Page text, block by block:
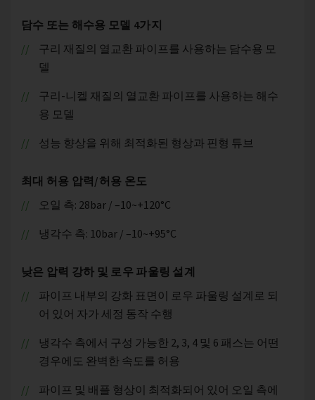
담수 또는 해수용 모델 4가지
구리 재질의 열교환 파이프를 사용하는 담수용 모
델
구리-니켈 재질의 열교환 파이프를 사용하는 해수
용 모델
성능 향상을 위해 최적화된 형상과 핀형 튜브
최대 허용 압력/허용 온도
오일 측: 28bar / –10~+120°C
냉각수 측: 10bar / –10~+95°C
낮은 압력 강하 및 로우 파울링 설계
파이프 내부의 강화 표면이 로우 파울링 설계로 되
어 있어 자가 세정 동작 수행
냉각수 측에서 구성 가능한 2, 3, 4 및 6 패스는 어떤
경우에도 완벽한 속도를 허용
파이프 및 배플 형상이 최적화되어 있어 오일 측에